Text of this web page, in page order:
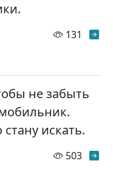
131
не забыть
искать.
503